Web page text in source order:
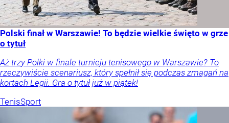
Polski finał w Warszawie! To będzie wielkie święto w grze
o tytuł
Aż trzy Polki w finale turnieju tenisowego w Warszawie? To
rzeczywiście scenariusz, który spełnił się podczas zmagań na
kortach Legii. Gra o tytuł już w piątek!
TenisSport